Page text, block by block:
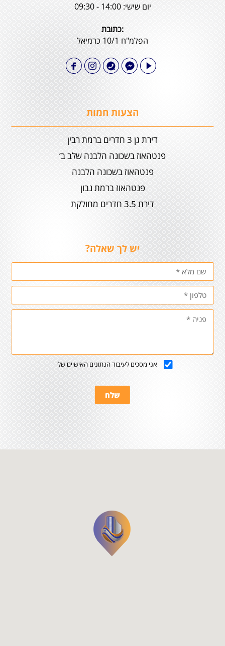
יום שישי: 14:00 - 09:30
:כתובת
הפלמ"ח 10/1 כרמיאל
הצעות חמות
דירת גן 3 חדרים ברמת רבין
פנטהאוז בשכונה הלבנה שלב ב’
פנטהאוז בשכונה הלבנה
פנטהאוז ברמת נבון
דירת 3.5 חדרים מחולקת
יש לך שאלה?
אני מסכים לעיבוד הנתונים האישיים שלי